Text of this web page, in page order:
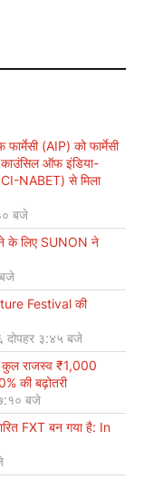
(AIP) को फार्मेसी
काउंसिल ऑफ इंडिया-
NABET) से मिला
बजे
के लिए SUNON ने
Festival की
दोपहर ३:४५ बजे
कुल राजस्व ₹1,000
की बढ़ोतरी
बजे
FXT बन गया है: In